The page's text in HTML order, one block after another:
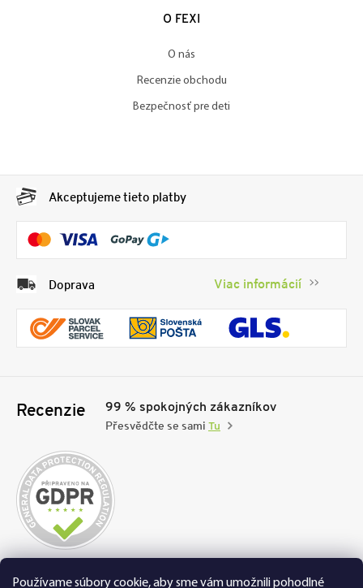
Používame súbory cookie, aby sme vám umožnili pohodlné
O FEXI
O nás
Recenzie obchodu
Bezpečnosť pre deti
Akceptujeme tieto platby
Doprava Viac informácií
Recenzie 99 % spokojných zákazníkov
Přesvědčte se sami Tu
Nakupujte na FEXI bezpečne a bez obáv. Vďaka